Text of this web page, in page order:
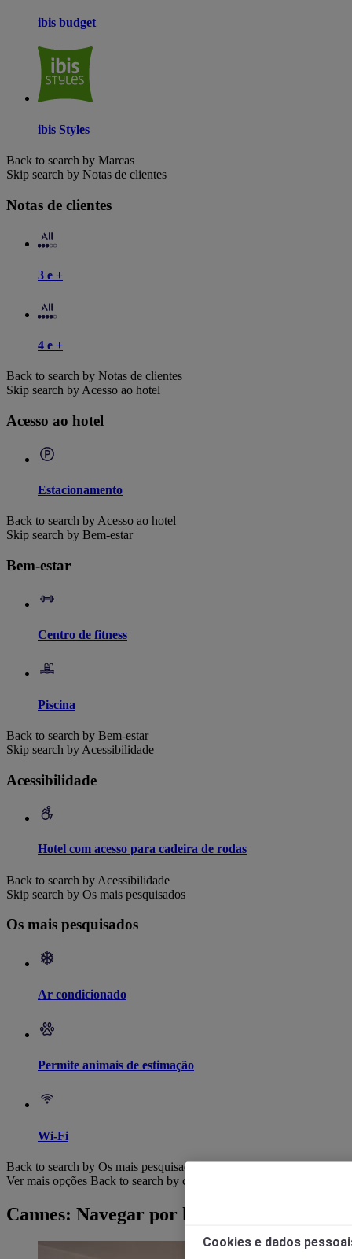
ibis budget
ibis Styles
Back to search by Marcas
Skip search by Notas de clientes
Notas de clientes
3 e +
4 e +
Back to search by Notas de clientes
Skip search by Acesso ao hotel
Acesso ao hotel
Estacionamento
Back to search by Acesso ao hotel
Skip search by Bem-estar
Bem-estar
Centro de fitness
Piscina
Back to search by Bem-estar
Skip search by Acessibilidade
Acessibilidade
Hotel com acesso para cadeira de rodas
Back to search by Acessibilidade
Skip search by Os mais pesquisados
Os mais pesquisados
Ar condicionado
Permite animais de estimação
Wi-Fi
Back to search by Os mais pesquisados
Ver mais opções Back to search by categories
Cannes: Navegar por hotéis
Cookies e dados